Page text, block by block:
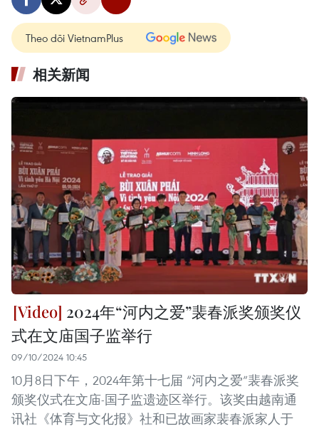
Theo dõi VietnamPlus
相关新闻
2024年“河内之爱”裴春派奖颁奖仪
式在文庙国子监举行
09/10/2024 10:45
10月8日下午，2024年第十七届 “河内之爱”裴春派奖
颁奖仪式在文庙-国子监遗迹区举行。该奖由越南通
讯社《体育与文化报》社和已故画家裴春派家人于